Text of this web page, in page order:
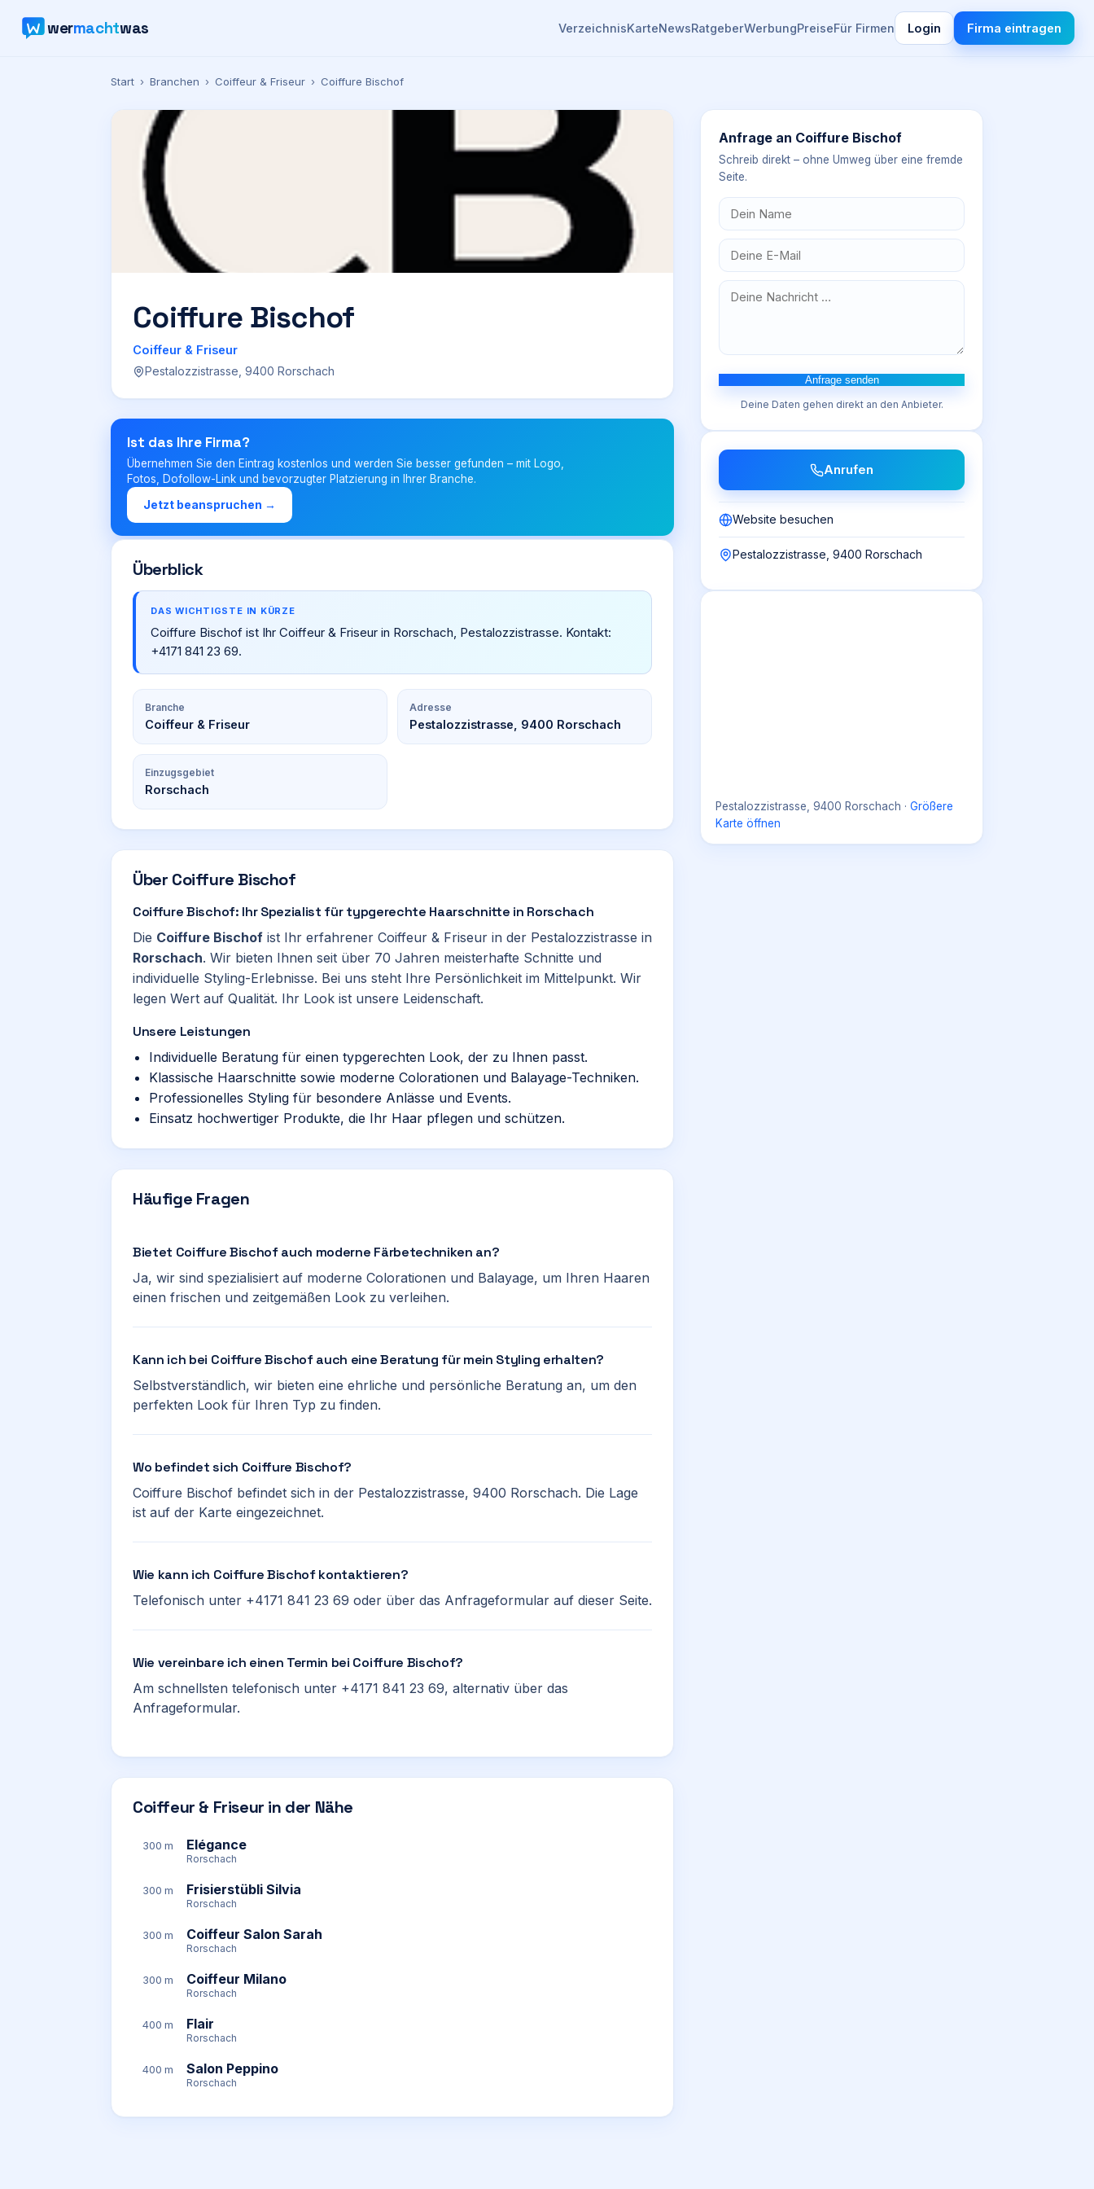
wermachtwas VerzeichnisKarteNewsRatgeberWerbungPreiseFür Firmen Login Firma eintragen
Start › Branchen › Coiffeur & Friseur › Coiffure Bischof
Coiffure Bischof
Coiffeur & Friseur
Pestalozzistrasse, 9400 Rorschach
Ist das Ihre Firma?
Übernehmen Sie den Eintrag kostenlos und werden Sie besser gefunden – mit Logo,
Fotos, Dofollow-Link und bevorzugter Platzierung in Ihrer Branche.
Jetzt beanspruchen →
Überblick
DAS WICHTIGSTE IN KÜRZE
Coiffure Bischof ist Ihr Coiffeur & Friseur in Rorschach, Pestalozzistrasse. Kontakt:
+4171 841 23 69.
Branche
Coiffeur & Friseur
Adresse
Pestalozzistrasse, 9400 Rorschach
Einzugsgebiet
Rorschach
Über Coiffure Bischof
Coiffure Bischof: Ihr Spezialist für typgerechte Haarschnitte in Rorschach
Die Coiffure Bischof ist Ihr erfahrener Coiffeur & Friseur in der Pestalozzistrasse in
Rorschach. Wir bieten Ihnen seit über 70 Jahren meisterhafte Schnitte und
individuelle Styling-Erlebnisse. Bei uns steht Ihre Persönlichkeit im Mittelpunkt. Wir
legen Wert auf Qualität. Ihr Look ist unsere Leidenschaft.
Unsere Leistungen
Individuelle Beratung für einen typgerechten Look, der zu Ihnen passt.
Klassische Haarschnitte sowie moderne Colorationen und Balayage-Techniken.
Professionelles Styling für besondere Anlässe und Events.
Einsatz hochwertiger Produkte, die Ihr Haar pflegen und schützen.
Häufige Fragen
Bietet Coiffure Bischof auch moderne Färbetechniken an?
Ja, wir sind spezialisiert auf moderne Colorationen und Balayage, um Ihren Haaren
einen frischen und zeitgemäßen Look zu verleihen.
Kann ich bei Coiffure Bischof auch eine Beratung für mein Styling erhalten?
Selbstverständlich, wir bieten eine ehrliche und persönliche Beratung an, um den
perfekten Look für Ihren Typ zu finden.
Wo befindet sich Coiffure Bischof?
Coiffure Bischof befindet sich in der Pestalozzistrasse, 9400 Rorschach. Die Lage
ist auf der Karte eingezeichnet.
Wie kann ich Coiffure Bischof kontaktieren?
Telefonisch unter +4171 841 23 69 oder über das Anfrageformular auf dieser Seite.
Wie vereinbare ich einen Termin bei Coiffure Bischof?
Am schnellsten telefonisch unter +4171 841 23 69, alternativ über das
Anfrageformular.
Coiffeur & Friseur in der Nähe
300 m Elégance
Rorschach
300 m Frisierstübli Silvia
Rorschach
300 m Coiffeur Salon Sarah
Rorschach
300 m Coiffeur Milano
Rorschach
400 m Flair
Rorschach
400 m Salon Peppino
Rorschach
Anfrage an Coiffure Bischof
Schreib direkt – ohne Umweg über eine fremde
Seite.
Anfrage senden
Deine Daten gehen direkt an den Anbieter.
Anrufen
Website besuchen
Pestalozzistrasse, 9400 Rorschach
Pestalozzistrasse, 9400 Rorschach · Größere
Karte öffnen